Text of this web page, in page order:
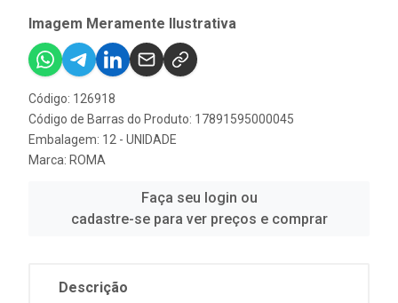
Imagem Meramente Ilustrativa
Código: 126918
Código de Barras do Produto: 17891595000045
Embalagem: 12 - UNIDADE
Marca: ROMA
Faça seu login ou
cadastre-se para ver preços e comprar
Descrição